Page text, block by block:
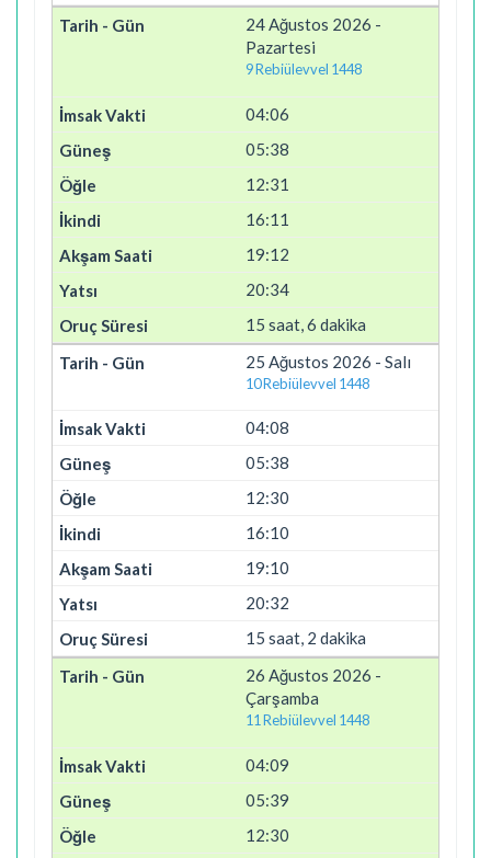
24 Ağustos 2026 -
Pazartesi
9 Rebiülevvel 1448
04:06
05:38
12:31
16:11
19:12
20:34
15 saat, 6 dakika
25 Ağustos 2026 - Salı
10 Rebiülevvel 1448
04:08
05:38
12:30
16:10
19:10
20:32
15 saat, 2 dakika
26 Ağustos 2026 -
Çarşamba
11 Rebiülevvel 1448
04:09
05:39
12:30